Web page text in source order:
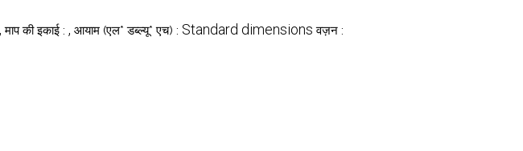
, माप की इकाई : , आयाम (एल* डब्ल्यू* एच) : Standard dimensions वज़न :